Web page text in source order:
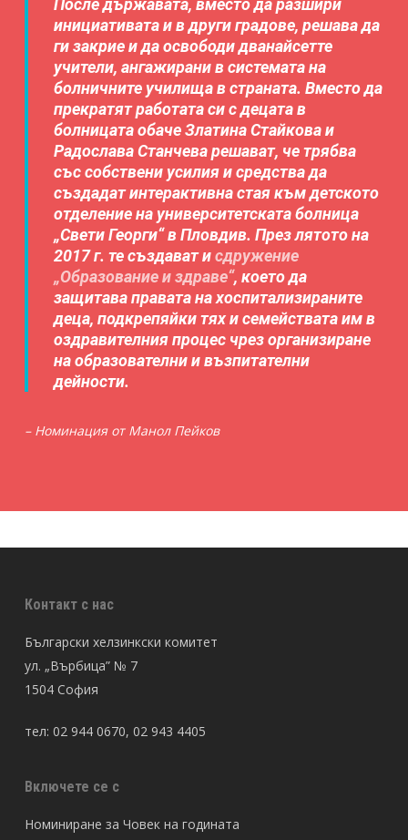
После държавата, вместо да разшири
инициативата и в други градове, решава да
ги закрие и да освободи дванайсетте
учители, ангажирани в системата на
болничните училища в страната. Вместо да
прекратят работата си с децата в
болницата обаче Златина Стайкова и
Радослава Станчева решават, че трябва
със собствени усилия и средства да
създадат интерактивна стая към детското
отделение на университетската болница
„Свети Георги“ в Пловдив. През лятото на
2017 г. те създават исдружение
„Образование и здраве“, което да
защитава правата на хоспитализираните
деца, подкрепяйки тях и семействата им в
оздравителния процес чрез организиране
на образователни и възпитателни
дейности.
– Номинация от Манол Пейков
Контакт с нас
Български хелзинкски комитет
ул. „Върбица” № 7
1504 София
тел: 02 944 0670, 02 943 4405
Включете се с
Номиниране за Човек на годината